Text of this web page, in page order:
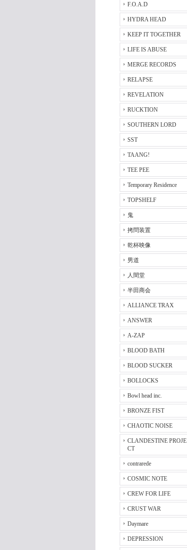
F.O.A.D
HYDRA HEAD
KEEP IT TOGETHER
LIFE IS ABUSE
MERGE RECORDS
RELAPSE
REVELATION
RUCKTION
SOUTHERN LORD
SST
TAANG!
TEE PEE
Temporary Residence
TOPSHELF
鬼
拷問装置
乾杯映像
男道
人間堂
半田商会
ALLIANCE TRAX
ANSWER
A-ZAP
BLOOD BATH
BLOOD SUCKER
BOLLOCKS
Bowl head inc.
BRONZE FIST
CHAOTIC NOISE
CLANDESTINE PROJE
CT
contrarede
COSMIC NOTE
CREW FOR LIFE
CRUST WAR
Daymare
DEPRESSION